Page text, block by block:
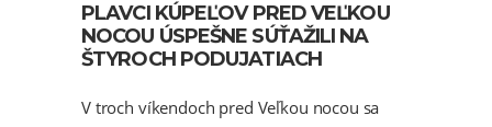
PLAVCI KÚPEĽOV PRED VEĽKOU
NOCOU ÚSPEŠNE SÚŤAŽILI NA
ŠTYROCH PODUJATIACH
V troch víkendoch pred Veľkou nocou sa